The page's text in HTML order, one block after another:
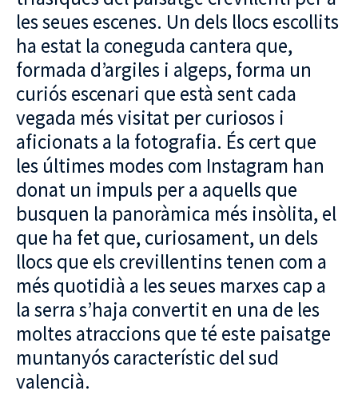
les seues escenes. Un dels llocs escollits
ha estat la coneguda cantera que,
formada d’argiles i algeps, forma un
curiós escenari que està sent cada
vegada més visitat per curiosos i
aficionats a la fotografia. És cert que
les últimes modes com Instagram han
donat un impuls per a aquells que
busquen la panoràmica més insòlita, el
que ha fet que, curiosament, un dels
llocs que els crevillentins tenen com a
més quotidià a les seues marxes cap a
la serra s’haja convertit en una de les
moltes atraccions que té este paisatge
muntanyós característic del sud
valencià.